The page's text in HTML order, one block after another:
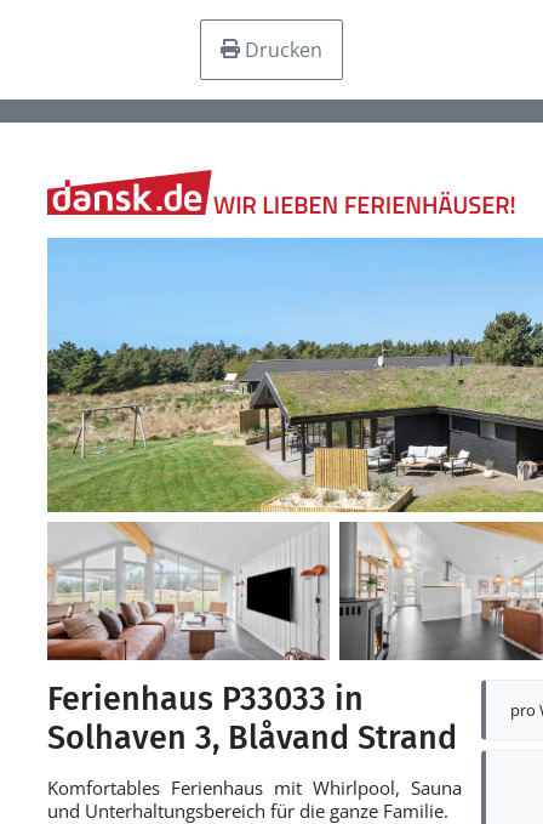
Drucken
pro
Ferienhaus P33033 in
Solhaven 3, Blåvand Strand
Komfortables Ferienhaus mit Whirlpool, Sauna
und Unterhaltungsbereich für die ganze Familie.